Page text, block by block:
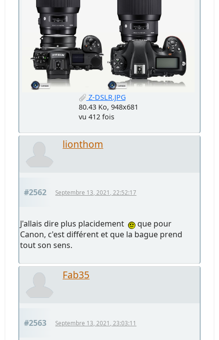
Z-DSLR.JPG
80.43 Ko, 948x681
vu 412 fois
lionthom
#2562 Septembre 13, 2021, 22:52:17
J'allais dire plus placidement
que pour
Canon, c'est différent et que la bague prend
tout son sens.
Fab35
#2563 Septembre 13, 2021, 23:03:11